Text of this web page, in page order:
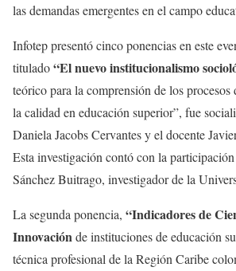
las demandas emergentes en el campo
Infotep presentó cinco ponencias en este
titulado“El nuevo institucionalismo
teórico para la comprensión de los procesos
la calidad en educación superior”, fue
Daniela Jacobs Cervantes y el docente
Esta investigación contó con la
Sánchez Buitrago, investigador de la
La segunda ponencia, “Indicadores de
Innovaciónde instituciones de educación
técnica profesional de la Región Caribe